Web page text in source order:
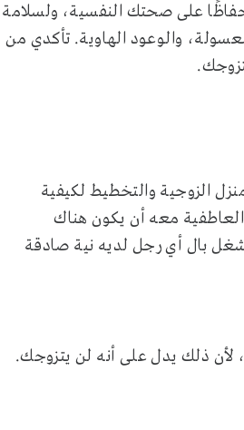
على صحتك النفسية، ولسلامة
والوعود الهاوية. تأكدي من
الزوجية والتخطيط لكيفية
معه أن يكون هناك
بال أي رجل لديه نية صادقة
لأن ذلك يدل على أنه لن يتزوجك.